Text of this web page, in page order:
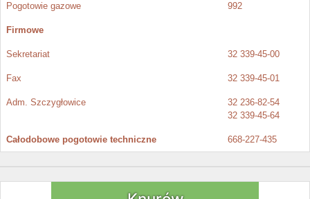
Pogotowie gazowe 992
Firmowe
Sekretariat 32 339-45-00
Fax 32 339-45-01
Adm. Szczygłowice
32 236-82-54
32 339-45-64
Całodobowe pogotowie techniczne 668-227-435